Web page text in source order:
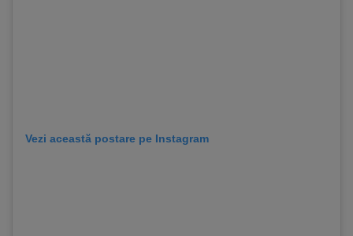
Vezi această postare pe Instagram